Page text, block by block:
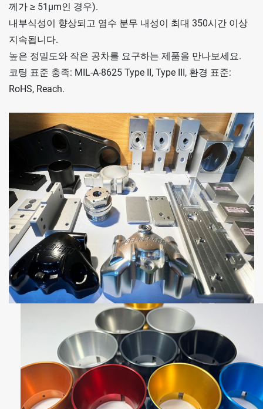
측정하다
소식
연락하다
께가 ≥ 51μm인 경우).
내부식성이 향상되고 염수 분무 내성이 최대 350시간 이상
지속됩니다.
높은 정밀도와 작은 공차를 요구하는 제품을 만나보세요.
코팅 표준 충족: MIL-A-8625 Type II, Type III, 환경 표준:
RoHS, Reach.